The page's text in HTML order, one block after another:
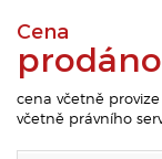
Cena
prodáno
cena včetně
včetně právního